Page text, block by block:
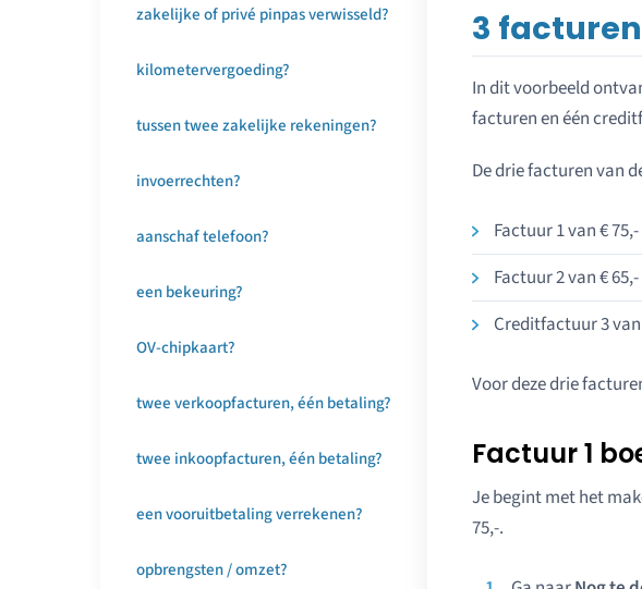
zakelijke of privé pinpas verwisseld?
kilometervergoeding?
tussen twee zakelijke rekeningen?
invoerrechten?
aanschaf telefoon?
een bekeuring?
OV-chipkaart?
twee verkoopfacturen, één betaling?
twee inkoopfacturen, één betaling?
een vooruitbetaling verrekenen?
opbrengsten / omzet?
3
In dit voorbeeld
facturen en één
De drie facturen van
Factuur 1 van € 75,-
Factuur 2 van € 65,-
Creditfactuur 3 van
Voor deze drie
Factuur 1
Je begint met het
75,-.